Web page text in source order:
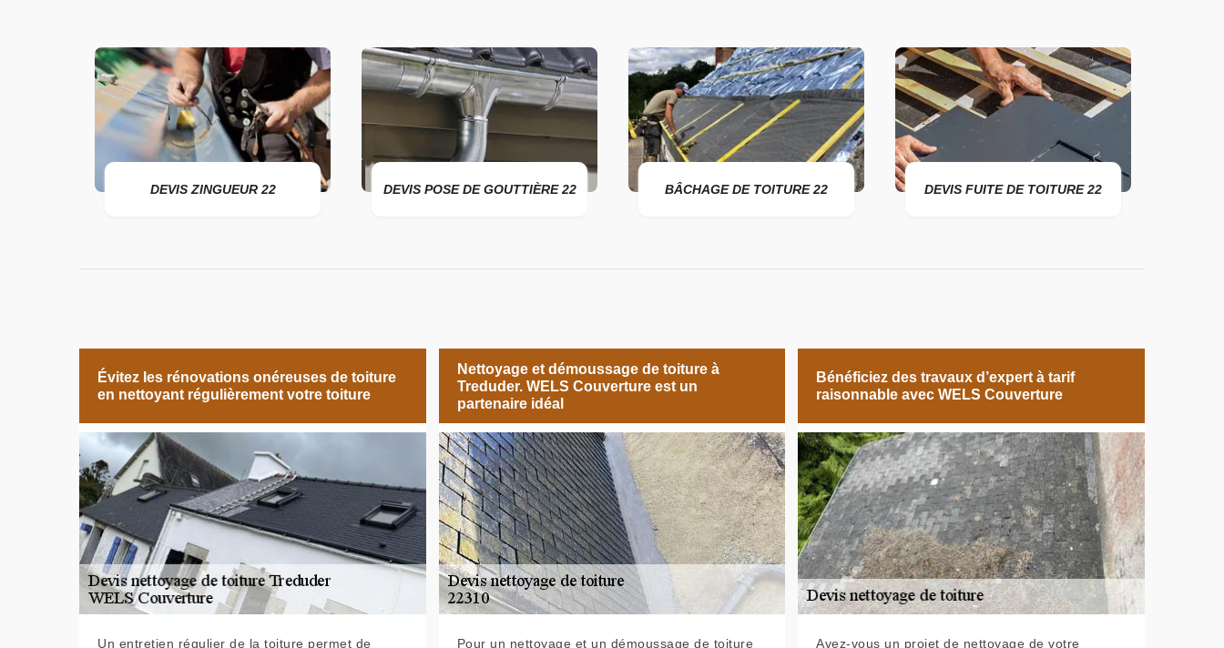
DEVIS ZINGUEUR 22 DEVIS POSE DE GOUTTIÈRE 22 BÂCHAGE DE TOITURE 22 DEVIS FUITE DE TOITURE 22 ENTREPRISE
Évitez les rénovations onéreuses de toiture
en nettoyant régulièrement votre toiture
Un entretien régulier de la toiture permet de
Nettoyage et démoussage de toiture à
Treduder. WELS Couverture est un
partenaire idéal
Pour un nettoyage et un démoussage de toiture
Bénéficiez des travaux d’expert à tarif
raisonnable avec WELS Couverture
Avez-vous un projet de nettoyage de votre